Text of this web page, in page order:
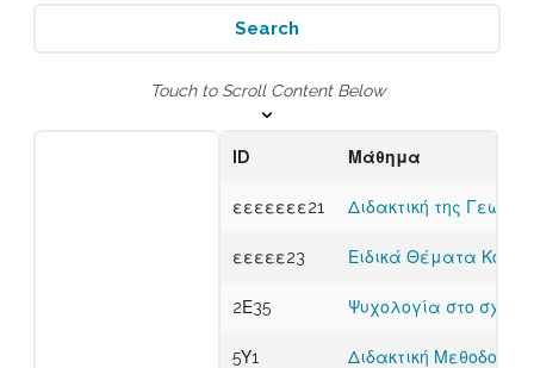
Touch to Scroll Content Below
ID Μάθημα
εεεεεεε21 Διδακτική της
εεεεε23 Ειδικά Θέματα
2Ε35 Ψυχολογία στο
5Υ1 Διδακτική